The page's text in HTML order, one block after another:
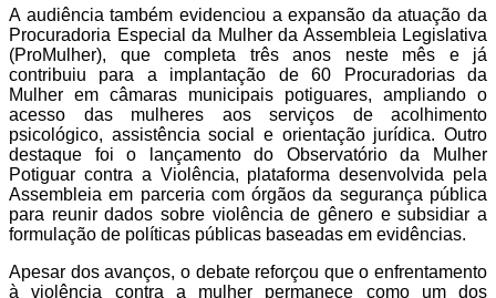
A audiência também evidenciou a expansão da atuação da
Procuradoria Especial da Mulher da Assembleia Legislativa
(ProMulher), que completa três anos neste mês e já
contribuiu para a implantação de 60 Procuradorias da
Mulher em câmaras municipais potiguares, ampliando o
acesso das mulheres aos serviços de acolhimento
psicológico, assistência social e orientação jurídica. Outro
destaque foi o lançamento do Observatório da Mulher
Potiguar contra a Violência, plataforma desenvolvida pela
Assembleia em parceria com órgãos da segurança pública
para reunir dados sobre violência de gênero e subsidiar a
formulação de políticas públicas baseadas em evidências.
Apesar dos avanços, o debate reforçou que o enfrentamento
à violência contra a mulher permanece como um dos